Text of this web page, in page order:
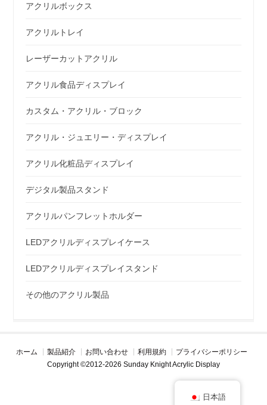
アクリルボックス
アクリルトレイ
レーザーカットアクリル
アクリル食品ディスプレイ
カスタム・アクリル・ブロック
アクリル・ジュエリー・ディスプレイ
アクリル化粧品ディスプレイ
デジタル製品スタンド
アクリルパンフレットホルダー
LEDアクリルディスプレイケース
LEDアクリルディスプレイスタンド
その他のアクリル製品
ホーム 製品紹介 お問い合わせ 利用規約
プライバシーポリシー
Copyright ©2012-2026 Sunday Knight Acrylic Display
日本語